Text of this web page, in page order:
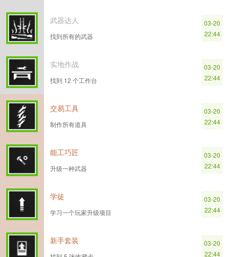
武器达人
找到所有的武器
03-20
22:44
实地作战
找到 12 个工作台
03-20
22:44
交易工具
制作所有道具
03-20
22:44
能工巧匠
升级一种武器
03-20
22:44
学徒
学习一个玩家升级项目
03-20
22:44
新手套装
03-20
22:44